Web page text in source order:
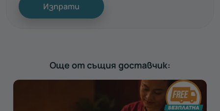
Изпрати
Още от същия доставчик: